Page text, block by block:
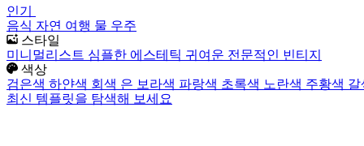
인기
음식 자연 여행 물 우주
스타일
미니멀리스트 심플한 에스테틱 귀여운 전문적인 빈티지
색상
검은색 하얀색 회색 은 보라색 파랑색 초록색 노란색 주황색
최신 템플릿을 탐색해 보세요